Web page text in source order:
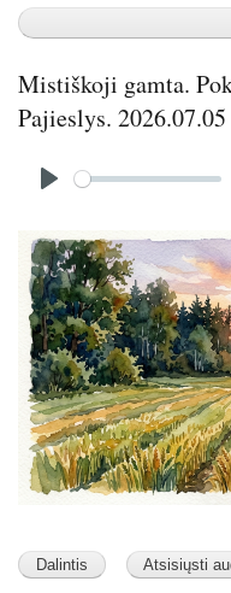
Mistiškoji gamta.
Pajieslys. 2026.07.05
a
y
Image